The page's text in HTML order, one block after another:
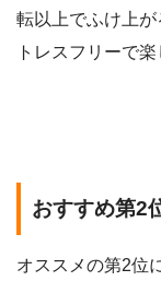
転以上でふけ上
トレスフリーで楽
おすすめ第2
オススメの第2位